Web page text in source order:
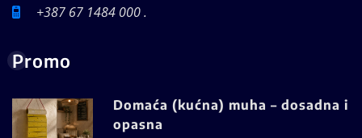
+387 67 1484 000 .
Promo
Domaća (kućna) muha – dosadna i
opasna